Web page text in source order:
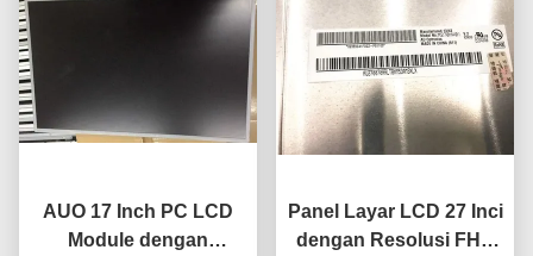
AUO 17 Inch PC LCD
Module dengan
Panel Layar LCD 27 Inci
dengan Resolusi FHD